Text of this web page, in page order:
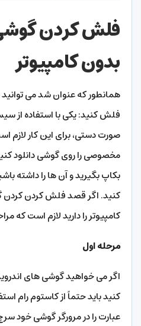
فلش کردن
بدون کامپیوتر
همانطور که عنوان شد می
فلش کنید: یکی با استفاده از
صورت دستی، برای این کار لازم
مخصوصی را روی گوشی دانلود کنید
بکاپ بگیرید و آن ها را داشته
کنید. اگر قصد فلش کردن کردن
کامپیوتر را دارید لازم است که
مرحله اول
اگر می خواهید گوشی های
کنید باید حتماً از کاستوم رام
عبارت را در مرورگر گوشی خود